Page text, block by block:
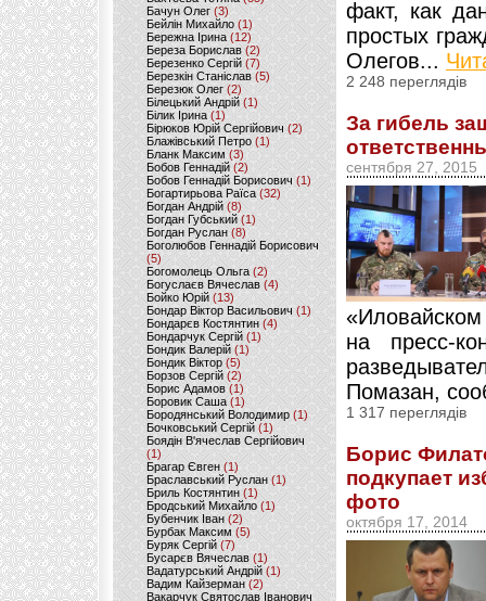
Бачун Олег (3)
Бейлін Михайло (1)
Бережна Ірина(12)
Береза Борислав(2)
Березенко Сергій (7)
Березкін Станіслав (5)
Березюк Олег(2)
Білецький Андрій (1)
Білик Ірина (1)
Бірюков Юрій Сергійович (2)
Блажівський Петро (1)
Бланк Максим(3)
Бобов Геннадій (2)
Бобов Геннадій Борисович (1)
Богартирьова Раїса (32)
Богдан Андрій(8)
Богдан Губський (1)
Богдан Руслан(8)
Боголюбов Геннадій Борисович
(5)
Богомолець Ольга (2)
Богуслаєв Вячеслав (4)
Бойко Юрій (13)
Бондар Віктор Васильович (1)
Бондарєв Костянтин (4)
Бондарчук Сергій(1)
Бондик Валерій (1)
Бондик Віктор(5)
Борзов Сергiй (2)
Борис Адамов(1)
Боровик Саша (1)
Бородянський Володимир (1)
Бочковський Сергій (1)
Боядін В'ячеслав Сергійович
(1)
Брагар Євген (1)
Браславський Руслан (1)
Бриль Костянтин (1)
Бродський Михайло (1)
Бубенчик Іван(2)
Бурбак Максим (5)
Буряк Сергій (7)
Бусарєв Вячеслав (1)
Вадатурський Андрій (1)
Вадим Кайзерман (2)
Вакарчук Святослав Іванович
факт, как
простых
Олегов...
2 248 переглядів
За гибель
сентября 27, 2015
«Иловайском
на пресс-
Помазан,
1 317 переглядів
Борис
подкупает
фото
октября 17, 2014